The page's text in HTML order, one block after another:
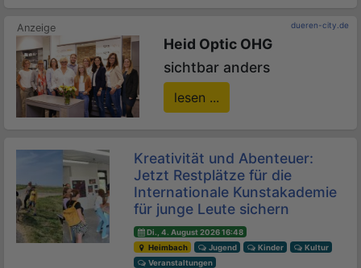
dueren-city.de
Heid Optic OHG
sichtbar anders
lesen ...
Kreativität und Abenteuer:
Jetzt Restplätze für die
Internationale Kunstakademie
für junge Leute sichern
Di., 4. August 2026 16:48
Heimbach
Jugend Kinder
Kultur
Veranstaltungen